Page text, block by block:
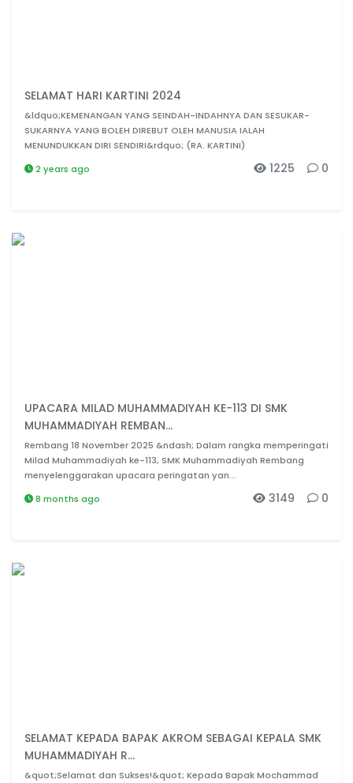
SELAMAT HARI KARTINI 2024
&ldquo;KEMENANGAN YANG SEINDAH-INDAHNYA DAN SESUKAR-
SUKARNYA YANG BOLEH DIREBUT OLEH MANUSIA IALAH
MENUNDUKKAN DIRI SENDIRI&rdquo; (RA. KARTINI)
2 years ago
0
1225
UPACARA MILAD MUHAMMADIYAH KE-113 DI SMK
MUHAMMADIYAH REMBAN...
Rembang 18 November 2025 &ndash; Dalam rangka memperingati
Milad Muhammadiyah ke-113, SMK Muhammadiyah Rembang
menyelenggarakan upacara peringatan yan...
8 months ago
0
3149
SELAMAT KEPADA BAPAK AKROM SEBAGAI KEPALA SMK
MUHAMMADIYAH R...
&quot;Selamat dan Sukses!&quot; Kepada Bapak Mochammad